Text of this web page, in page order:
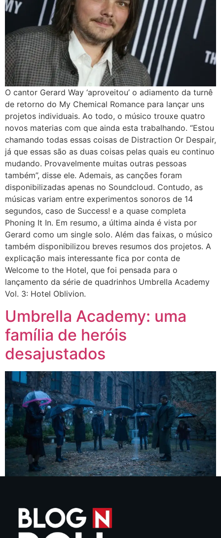
O cantor Gerard Way ‘aproveitou’ o adiamento da turnê
de retorno do My Chemical Romance para lançar uns
projetos individuais. Ao todo, o músico trouxe quatro
novos materias com que ainda esta trabalhando. “Estou
chamando todas essas coisas de Distraction Or Despair,
já que essas são as duas coisas pelas quais eu continuo
mudando. Provavelmente muitas outras pessoas
também”, disse ele. Ademais, as canções foram
disponibilizadas apenas no Soundcloud. Contudo, as
músicas variam entre experimentos sonoros de 14
segundos, caso de Success! e a quase completa
Phoning It In. Em resumo, a última ainda é vista por
Gerard como um single solo. Além das faixas, o músico
também disponibilizou breves resumos dos projetos. A
explicação mais interessante fica por conta de
Welcome to the Hotel, que foi pensada para o
lançamento da série de quadrinhos Umbrella Academy
Vol. 3: Hotel Oblivion.
Umbrella Academy: uma
família de heróis
desajustados